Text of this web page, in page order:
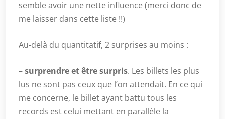
semble avoir une nette influence (merci donc de
me laisser dans cette liste !!)
Au-delà du quantitatif, 2 surprises au moins :
–surprendre et être surpris. Les billets les plus
lus ne sont pas ceux que l’on attendait. En ce qui
me concerne, le billet ayant battu tous les
records est celui mettant en parallèle la